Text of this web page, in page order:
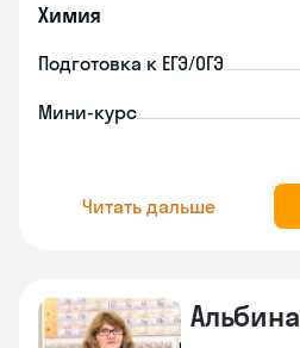
Химия
Подготовка к ЕГЭ/ОГЭ
Мини-курс
Читать дальше
Альбина